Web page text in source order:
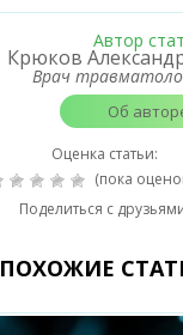
Автор
Крюков
Врач
Об
Оценка статьи:
(пока
Поделиться с
ПОХОЖИЕ